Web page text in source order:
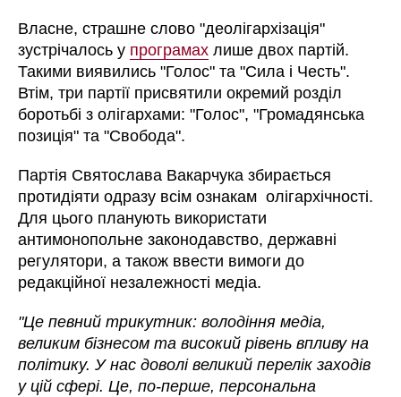
Власне, страшне слово "деолігархізація"
зустрічалось у програмах лише двох партій.
Такими виявились "Голос" та "Сила і Честь".
Втім, три партії присвятили окремий розділ
боротьбі з олігархами: "Голос", "Громадянська
позиція" та "Свобода".
Партія Святослава Вакарчука збирається
протидіяти одразу всім ознакам олігархічності.
Для цього планують використати
антимонопольне законодавство, державні
регулятори, а також ввести вимоги до
редакційної незалежності медіа.
"Це певний трикутник: володіння медіа,
великим бізнесом та високий рівень впливу на
політику. У нас доволі великий перелік заходів
у цій сфері. Це, по-перше, персональна